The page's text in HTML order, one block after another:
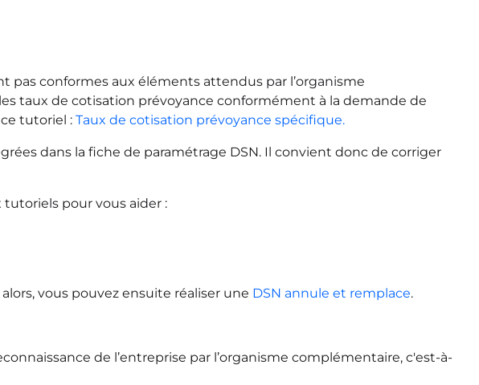
pas conformes aux éléments attendus par l’organisme
taux de cotisation prévoyance conformément à la demande de
tutoriel : Taux de cotisation prévoyance spécifique.
dans la fiche de paramétrage DSN. Il convient donc de corriger
pour vous aider :
alors, vous pouvez ensuite réaliser une DSN annule et remplace.
de l’entreprise par l’organisme complémentaire, c'est-à-